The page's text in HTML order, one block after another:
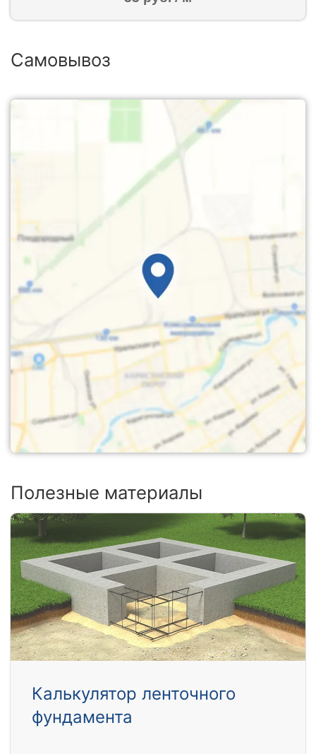
Самовывоз
Полезные материалы
Калькулятор ленточного
фундамента